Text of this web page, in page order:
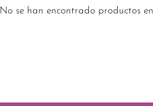
No se han encontrado productos